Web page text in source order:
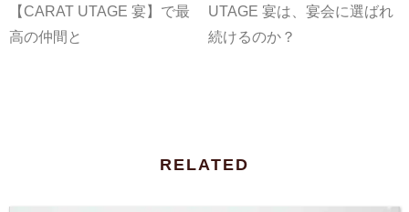
【CARAT UTAGE 宴】で最
高の仲間と
UTAGE 宴は、宴会に選ばれ
続けるのか？
RELATED